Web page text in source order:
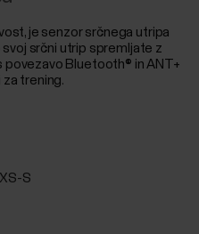
je senzor srčnega utripa
svoj srčni utrip spremljate z
povezavo Bluetooth® in ANT+
trening.
XS-S